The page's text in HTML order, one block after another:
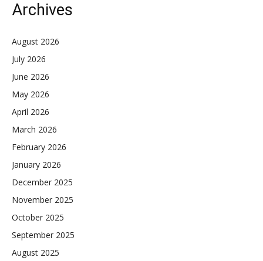
Archives
August 2026
July 2026
June 2026
May 2026
April 2026
March 2026
February 2026
January 2026
December 2025
November 2025
October 2025
September 2025
August 2025